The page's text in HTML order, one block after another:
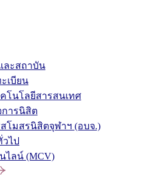
ละสถาบัน
เบียน
โนโลยีสารสนเทศ
ารนิสิต
โมสรนิสิตจุฬาฯ (อบจ.)
ไป
ไลน์ (MCV)